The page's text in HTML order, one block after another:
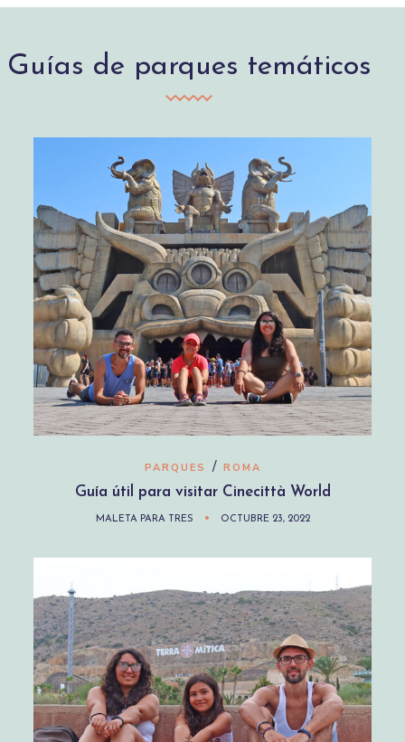
Guías de parques temáticos
PARQUES / ROMA
Guía útil para visitar Cinecittà World
MALETA PARA TRES OCTUBRE 23, 2022